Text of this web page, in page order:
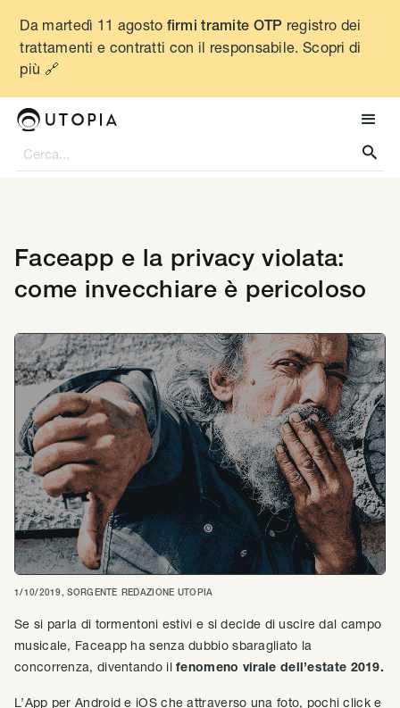
Da martedì 11 agosto firmi tramite OTP registro dei
trattamenti e contratti con il responsabile. Scopri di
più 🔗

Faceapp e la privacy violata:
come invecchiare è pericoloso
1/10/2019, SORGENTE REDAZIONE UTOPIA
Se si parla di tormentoni estivi e si decide di uscire dal campo
musicale, Faceapp ha senza dubbio sbaragliato la
concorrenza, diventando ilfenomeno virale dell’estate 2019.
L’App per Android e iOS che attraverso una foto, pochi click e